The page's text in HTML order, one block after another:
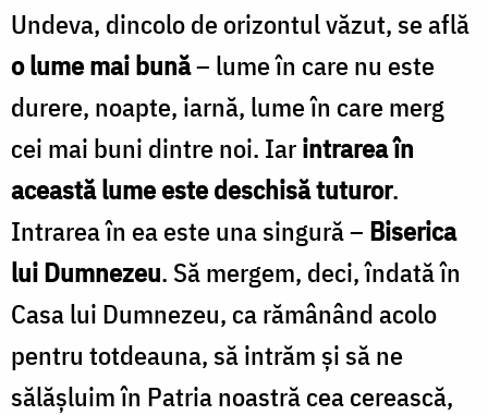
Oana
Nechifor
Undeva, dincolo de orizontul văzut, se află
o lume mai bună– lume în care nu este
durere, noapte, iarnă, lume în care merg
cei mai buni dintre noi. Iarintrarea în
această lume este deschisă tuturor.
Intrarea în ea este una singură – Biserica
lui Dumnezeu. Să mergem, deci, îndată în
Casa lui Dumnezeu, ca rămânând acolo
pentru totdeauna, să intrăm şi să ne
sălăşluim în Patria noastră cea cerească,